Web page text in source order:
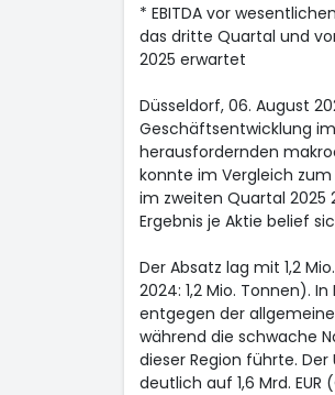
* EBITDA vor
das dritte Quartal und
2025 erwartet
Düsseldorf, 06. August
Geschäftsentwicklung
herausfordernden
konnte im Vergleich
im zweiten Quartal 2025
Ergebnis je Aktie belief
Der Absatz lag mit 1,2
2024: 1,2 Mio. Tonnen).
entgegen der
während die schwache
dieser Region führte.
deutlich auf 1,6 Mrd. EUR